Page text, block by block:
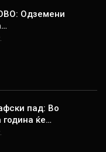
Одземени
пад: Во
година ќе…